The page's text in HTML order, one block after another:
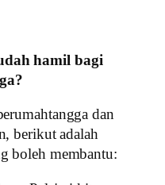
hamil bagi
dan
berikut adalah
boleh membantu: